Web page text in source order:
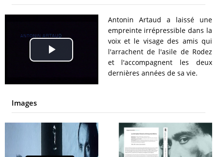
Play
Video
Antonin Artaud a laissé une
empreinte irrépressible dans la
voix et le visage des amis qui
l'arrachent de l'asile de Rodez
et l'accompagnent les deux
dernières années de sa vie.
Images